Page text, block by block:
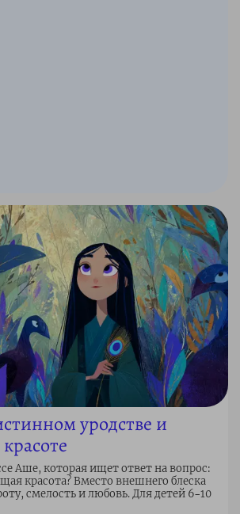
уродстве и
Аше, которая ищет ответ на вопрос:
красота? Вместо внешнего блеска
смелость и любовь. Для детей 6–10